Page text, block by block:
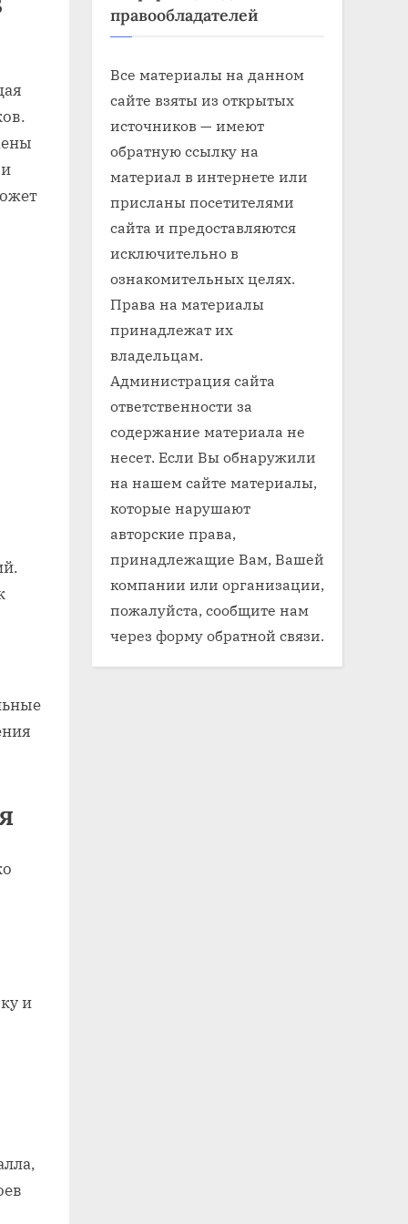
и
правообладателей
Все материалы на данном
сайте взяты из открытых
источников — имеют
обратную ссылку на
материал в интернете или
присланы посетителями
сайта и предоставляются
исключительно в
ознакомительных целях.
Права на материалы
принадлежат их
владельцам.
Администрация сайта
ответственности за
содержание материала не
несет. Если Вы обнаружили
на нашем сайте материалы,
которые нарушают
авторские права,
принадлежащие Вам, Вашей
компании или организации,
пожалуйста, сообщите нам
через форму обратной связи.